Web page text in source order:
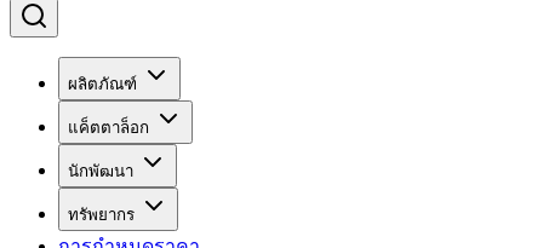
ผลิตภัณฑ์
แค็ตตาล็อก
นักพัฒนา
ทรัพยากร